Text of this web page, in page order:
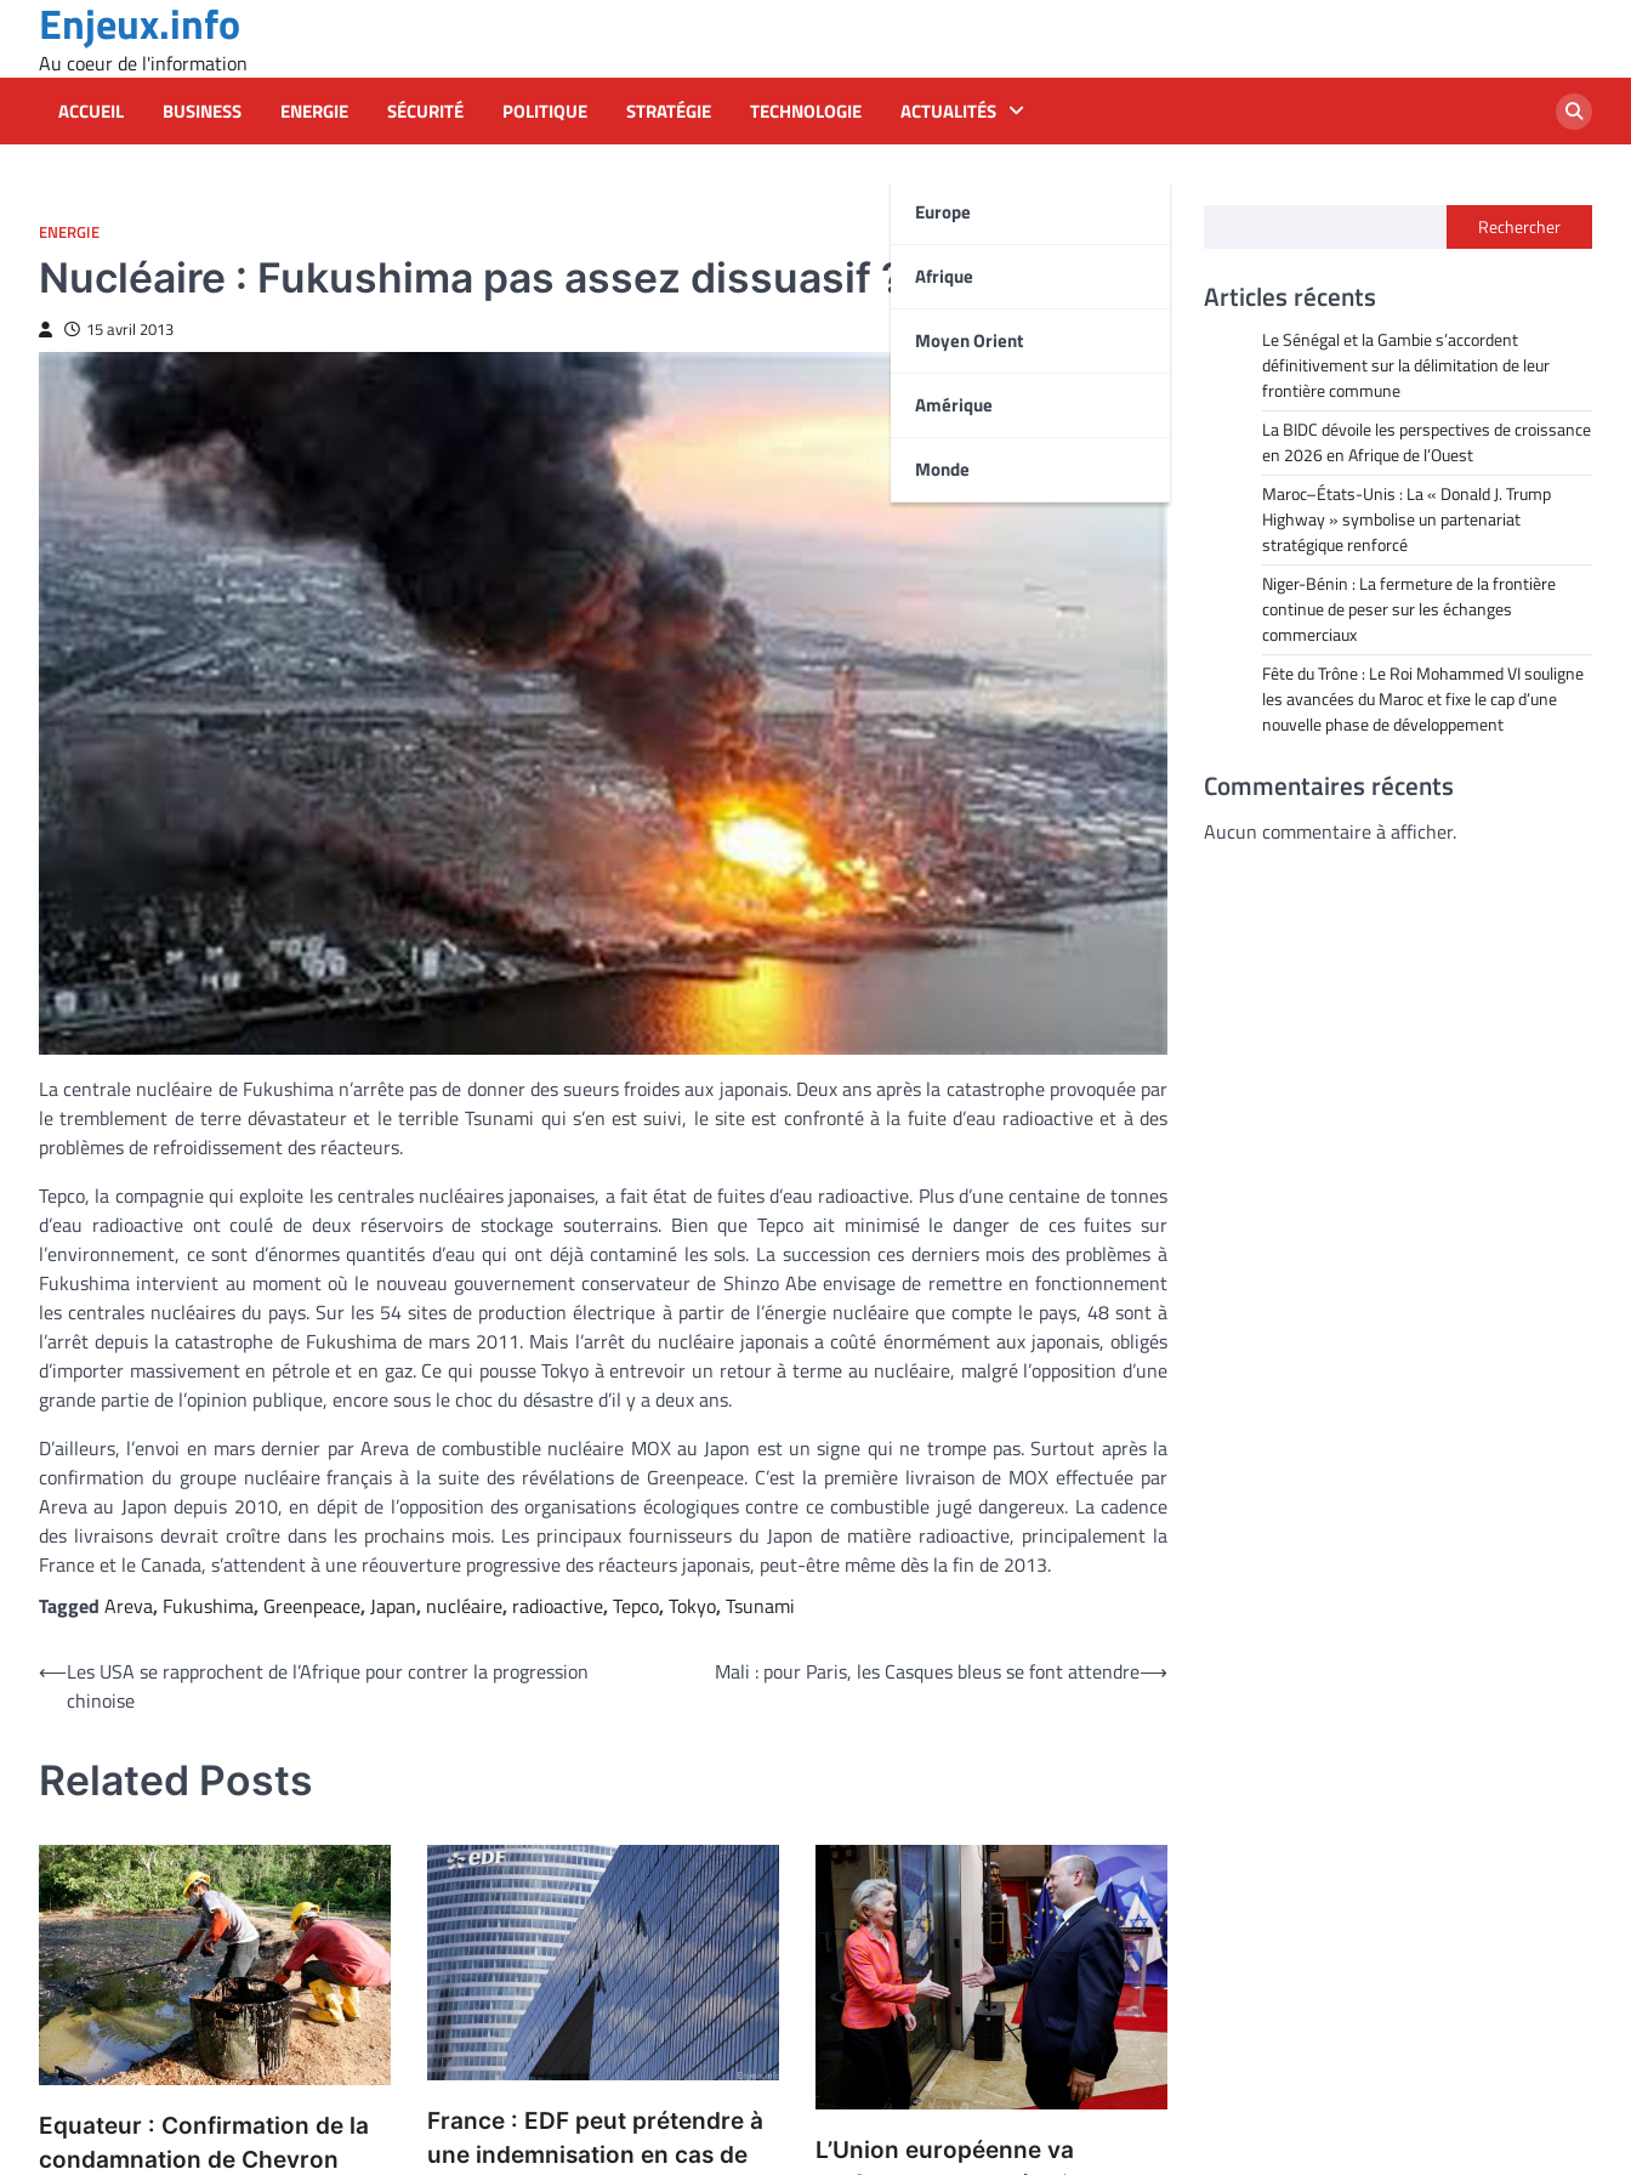
content
Enjeux.info
Au coeur de l'information
ACCUEIL BUSINESS ENERGIE SÉCURITÉ POLITIQUE STRATÉGIE TECHNOLOGIE ACTUALITÉS
Europe
Afrique
Moyen Orient
Amérique
Monde
ENERGIE
Nucléaire : Fukushima pas assez dissuasif ?
15 avril 2013
La centrale nucléaire de Fukushima n’arrête pas de donner des sueurs froides aux japonais. Deux ans après la catastrophe provoquée par
le tremblement de terre dévastateur et le terrible Tsunami qui s’en est suivi, le site est confronté à la fuite d’eau radioactive et à des
problèmes de refroidissement des réacteurs.
Tepco, la compagnie qui exploite les centrales nucléaires japonaises, a fait état de fuites d’eau radioactive. Plus d’une centaine de tonnes
d’eau radioactive ont coulé de deux réservoirs de stockage souterrains. Bien que Tepco ait minimisé le danger de ces fuites sur
l’environnement, ce sont d’énormes quantités d’eau qui ont déjà contaminé les sols. La succession ces derniers mois des problèmes à
Fukushima intervient au moment où le nouveau gouvernement conservateur de Shinzo Abe envisage de remettre en fonctionnement
les centrales nucléaires du pays. Sur les 54 sites de production électrique à partir de l’énergie nucléaire que compte le pays, 48 sont à
l’arrêt depuis la catastrophe de Fukushima de mars 2011. Mais l’arrêt du nucléaire japonais a coûté énormément aux japonais, obligés
d’importer massivement en pétrole et en gaz. Ce qui pousse Tokyo à entrevoir un retour à terme au nucléaire, malgré l’opposition d’une
grande partie de l’opinion publique, encore sous le choc du désastre d’il y a deux ans.
D’ailleurs, l’envoi en mars dernier par Areva de combustible nucléaire MOX au Japon est un signe qui ne trompe pas. Surtout après la
confirmation du groupe nucléaire français à la suite des révélations de Greenpeace. C’est la première livraison de MOX effectuée par
Areva au Japon depuis 2010, en dépit de l’opposition des organisations écologiques contre ce combustible jugé dangereux. La cadence
des livraisons devrait croître dans les prochains mois. Les principaux fournisseurs du Japon de matière radioactive, principalement la
France et le Canada, s’attendent à une réouverture progressive des réacteurs japonais, peut-être même dès la fin de 2013.
Tagged Areva, Fukushima, Greenpeace,Japan, nucléaire, radioactive,Tepco,Tokyo,Tsunami
Navigation
⟵Les USA se rapprochent de l’Afrique pour contrer la progression
chinoise
Mali : pour Paris, les Casques bleus se font attendre⟶
Related Posts
Equateur : Confirmation de la
condamnation de Chevron
France : EDF peut prétendre à
une indemnisation en cas de
L’Union européenne va
Rechercher
Articles récents
Le Sénégal et la Gambie s’accordent
définitivement sur la délimitation de leur
frontière commune
La BIDC dévoile les perspectives de croissance
en 2026 en Afrique de l’Ouest
Maroc–États-Unis : La « Donald J. Trump
Highway » symbolise un partenariat
stratégique renforcé
Niger-Bénin : La fermeture de la frontière
continue de peser sur les échanges
commerciaux
Fête du Trône : Le Roi Mohammed VI souligne
les avancées du Maroc et fixe le cap d’une
nouvelle phase de développement
Commentaires récents
Aucun commentaire à afficher.